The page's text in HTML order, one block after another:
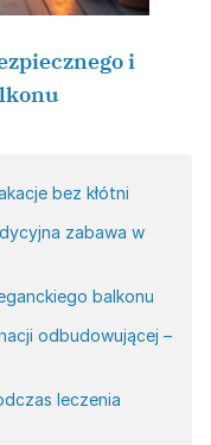
i
bez kłótni
zabawa w
balkonu
odbudowującej –
leczenia